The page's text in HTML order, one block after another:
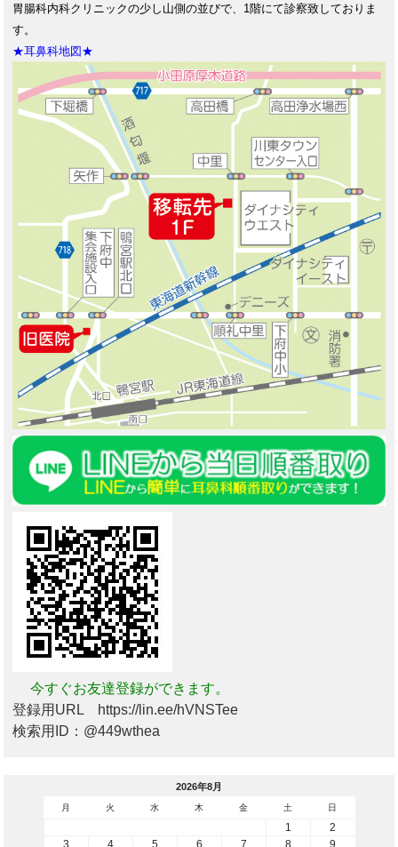
胃腸科内科クリニックの少し山側の並びで、1階にて診察致しておりま
す。
★耳鼻科地図★
今すぐお友達登録ができます。
登録用URL https://lin.ee/hVNSTee
検索用ID：@449wthea
2026年8月
月 火 水 木 金 土 日
1
2
3
4 5 6 7 8
9